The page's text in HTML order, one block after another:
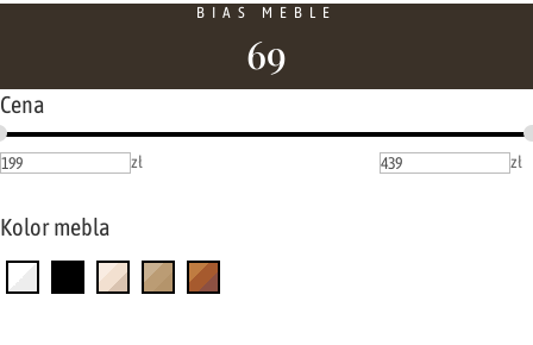
BIAS MEBLE
69
Cena
zł zł
Kolor mebla